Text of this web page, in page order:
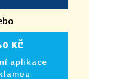
KČ
aplikace